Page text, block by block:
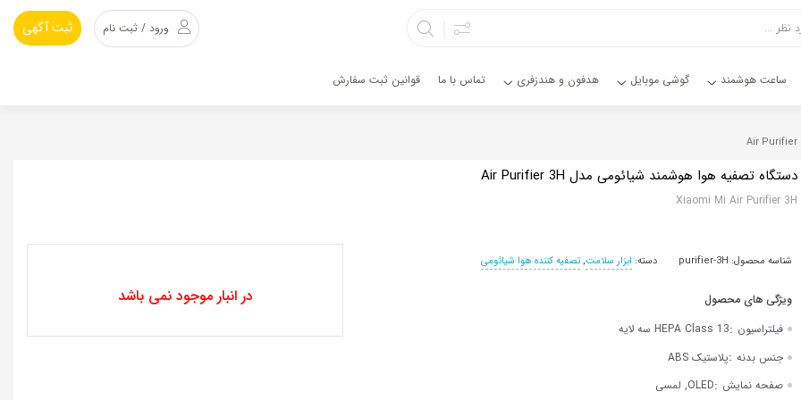
ورود / ثبت نام ثبت آگهی
ساعت هوشمند گوشی موبایل هدفون و هندزفری تماس با ما قوانین ثبت سفارش
دستگاه تصفیه هوا هوشمند شیائومی مدل Air Purifier 3H
Xiaomi Mi Air Purifier 3H
شناسه محصول: purifier-3H دسته: ابزار سلامت,تصفیه کننده هوا شیائومی
فیلتراسیون :HEPA Class 13 سه لایه
جنس بدنه :پلاستیک ABS
صفحه نمایش :OLED, لمسی
در انبار موجود نمی باشد